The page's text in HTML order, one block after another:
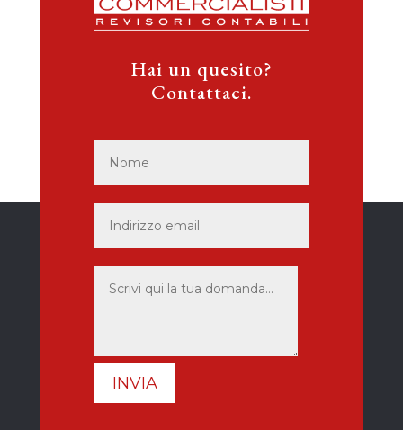
Hai un quesito?
Contattaci.
INVIA